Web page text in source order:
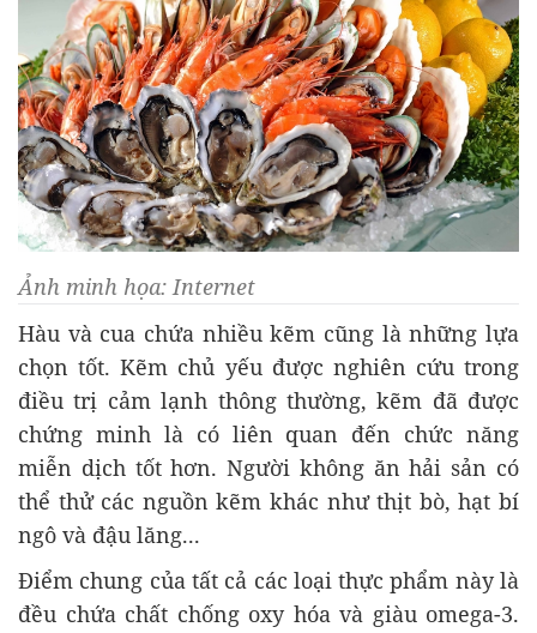
Ảnh minh họa: Internet
Hàu và cua chứa nhiều kẽm cũng là những lựa
chọn tốt. Kẽm chủ yếu được nghiên cứu trong
điều trị cảm lạnh thông thường, kẽm đã được
chứng minh là có liên quan đến chức năng
miễn dịch tốt hơn. Người không ăn hải sản có
thể thử các nguồn kẽm khác như thịt bò, hạt bí
ngô và đậu lăng...
Điểm chung của tất cả các loại thực phẩm này là
đều chứa chất chống oxy hóa và giàu omega-3.